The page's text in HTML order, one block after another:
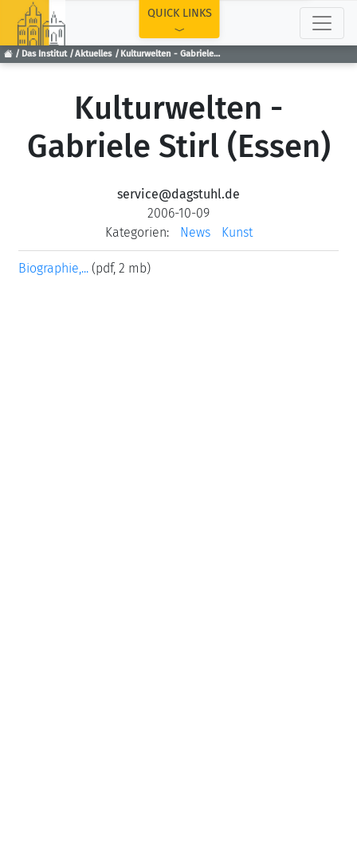
Das Institut Aktuelles Kulturwelten - Gabriele Stirl (Essen)
QUICK LINKS
Kulturwelten -
Gabriele Stirl (Essen)
service@dagstuhl.de
2006-10-09
Kategorien:
News Kunst
Biographie,... (pdf, 2 mb)